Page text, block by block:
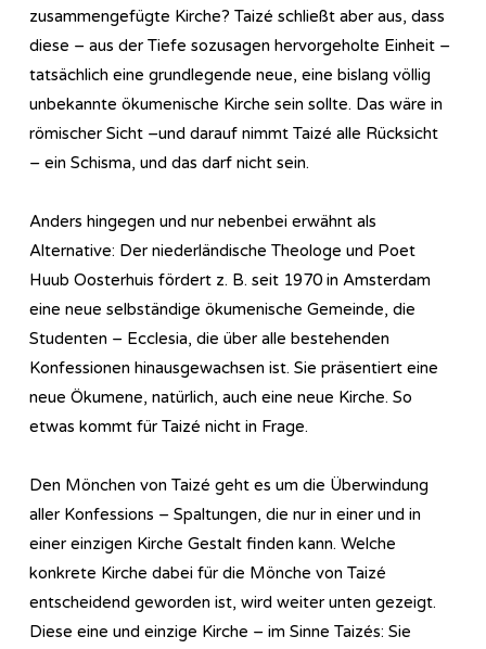
zusammengefügte Kirche? Taizé schließt aber aus, dass
diese – aus der Tiefe sozusagen hervorgeholte Einheit –
tatsächlich eine grundlegende neue, eine bislang völlig
unbekannte ökumenische Kirche sein sollte. Das wäre in
römischer Sicht –und darauf nimmt Taizé alle Rücksicht
– ein Schisma, und das darf nicht sein.
Anders hingegen und nur nebenbei erwähnt als
Alternative: Der niederländische Theologe und Poet
Huub Oosterhuis fördert z. B. seit 1970 in Amsterdam
eine neue selbständige ökumenische Gemeinde, die
Studenten – Ecclesia, die über alle bestehenden
Konfessionen hinausgewachsen ist. Sie präsentiert eine
neue Ökumene, natürlich, auch eine neue Kirche. So
etwas kommt für Taizé nicht in Frage.
Den Mönchen von Taizé geht es um die Überwindung
aller Konfessions – Spaltungen, die nur in einer und in
einer einzigen Kirche Gestalt finden kann. Welche
konkrete Kirche dabei für die Mönche von Taizé
entscheidend geworden ist, wird weiter unten gezeigt.
Diese eine und einzige Kirche – im Sinne Taizés: Sie